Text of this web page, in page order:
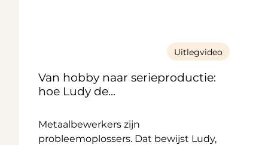
Uitlegvideo
Van hobby naar serieproductie:
hoe Ludy de...
Metaalbewerkers zijn
probleemoplossers. Dat bewijst Ludy,